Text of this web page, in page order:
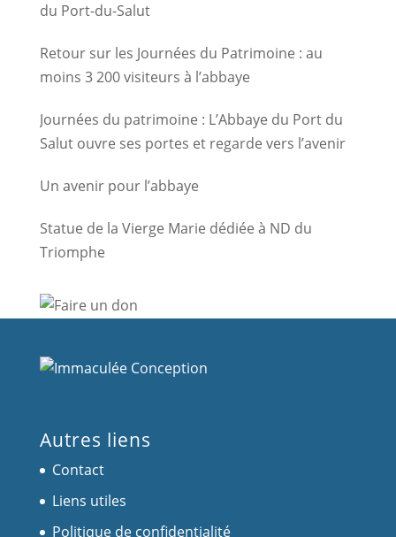
du Port-du-Salut
Retour sur les Journées du Patrimoine : au
moins 3 200 visiteurs à l’abbaye
Journées du patrimoine : L’Abbaye du Port du
Salut ouvre ses portes et regarde vers l’avenir
Un avenir pour l’abbaye
Statue de la Vierge Marie dédiée à ND du
Triomphe
Autres liens
Contact
Liens utiles
Politique de confidentialité